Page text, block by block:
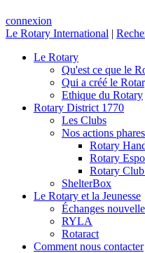
connexion
Le Rotary International |
Le Rotary
Qu'est ce que le
Qui a créé le
Ethique du Rotary
Rotary District 1770
Les Clubs
Nos actions phares
Rotary
Rotary
Rotary
ShelterBox
Le Rotary et la Jeunesse
Échanges
RYLA
Rotaract
Comment nous contacter